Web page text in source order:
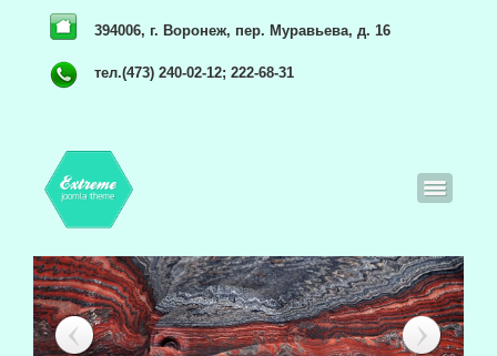
394006, г. Воронеж, пер. Муравьева, д. 16
тел.(473) 240-02-12; 222-68-31